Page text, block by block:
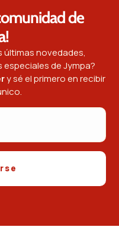
de
últimas novedades,
de Jympa?
y sé el primero en recibir